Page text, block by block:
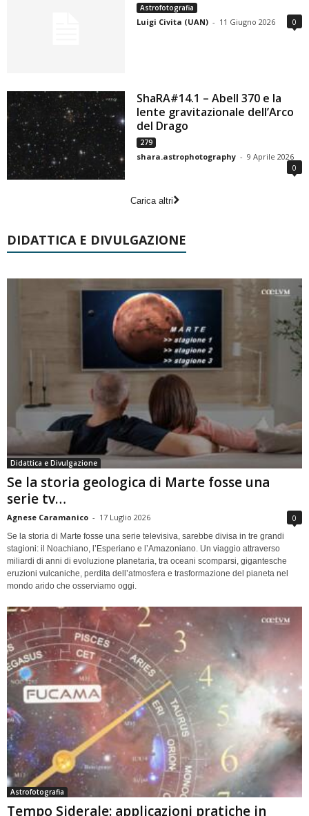
Astrofotografia
Luigi Civita (UAN) - 11 Giugno 2026 0
ShaRA#14.1 – Abell 370 e la
lente gravitazionale dell’Arco
del Drago
279
shara.astrophotography - 9 Aprile 2026
0
Carica altri
DIDATTICA E DIVULGAZIONE
Didattica e Divulgazione
Se la storia geologica di Marte fosse una
serie tv…
Agnese Caramanico - 17 Luglio 2026 0
Se la storia di Marte fosse una serie televisiva, sarebbe divisa in tre grandi
stagioni: il Noachiano, l’Esperiano e l’Amazoniano. Un viaggio attraverso
miliardi di anni di evoluzione planetaria, tra oceani scomparsi, gigantesche
eruzioni vulcaniche, perdita dell’atmosfera e trasformazione del pianeta nel
mondo arido che osserviamo oggi.
Astrofotografia
Tempo Siderale: applicazioni pratiche in